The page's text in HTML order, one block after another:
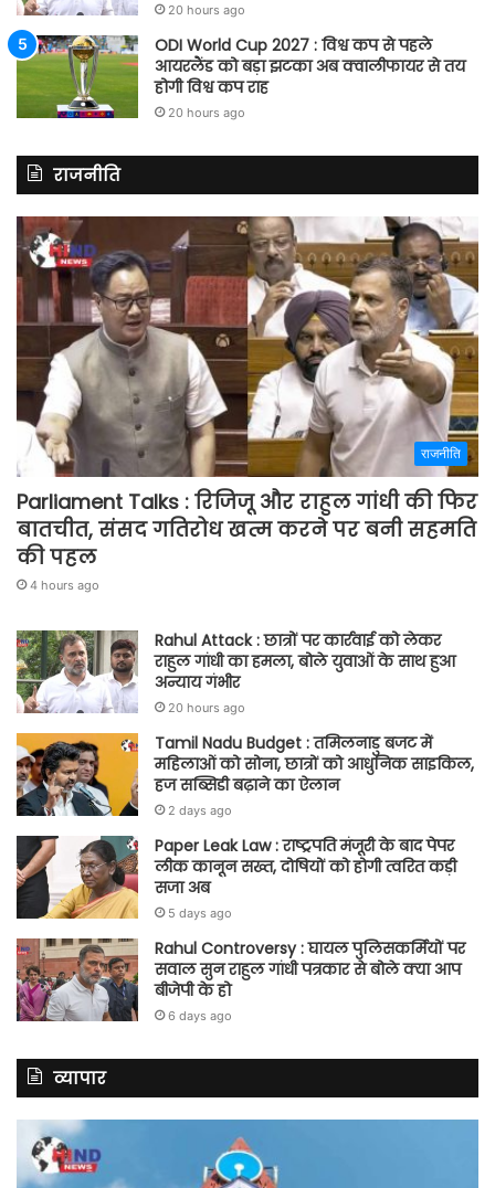
20 hours ago
ODI World Cup 2027 : विश्व कप से पहले
आयरलैंड को बड़ा झटका अब क्वालीफायर से तय
होगी विश्व कप राह
20 hours ago
राजनीति
राजनीति
Parliament Talks : रिजिजू और राहुल गांधी की फिर
बातचीत, संसद गतिरोध खत्म करने पर बनी सहमति
की पहल
4 hours ago
Rahul Attack : छात्रों पर कार्रवाई को लेकर
राहुल गांधी का हमला, बोले युवाओं के साथ हुआ
अन्याय गंभीर
20 hours ago
Tamil Nadu Budget : तमिलनाडु बजट में
महिलाओं को सोना, छात्रों को आधुनिक साइकिल,
हज सब्सिडी बढ़ाने का ऐलान
2 days ago
Paper Leak Law : राष्ट्रपति मंजूरी के बाद पेपर
लीक कानून सख्त, दोषियों को होगी त्वरित कड़ी
सजा अब
5 days ago
Rahul Controversy : घायल पुलिसकर्मियों पर
सवाल सुन राहुल गांधी पत्रकार से बोले क्या आप
बीजेपी के हो
6 days ago
व्यापार